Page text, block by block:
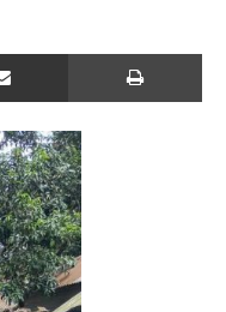
Share via Email Print